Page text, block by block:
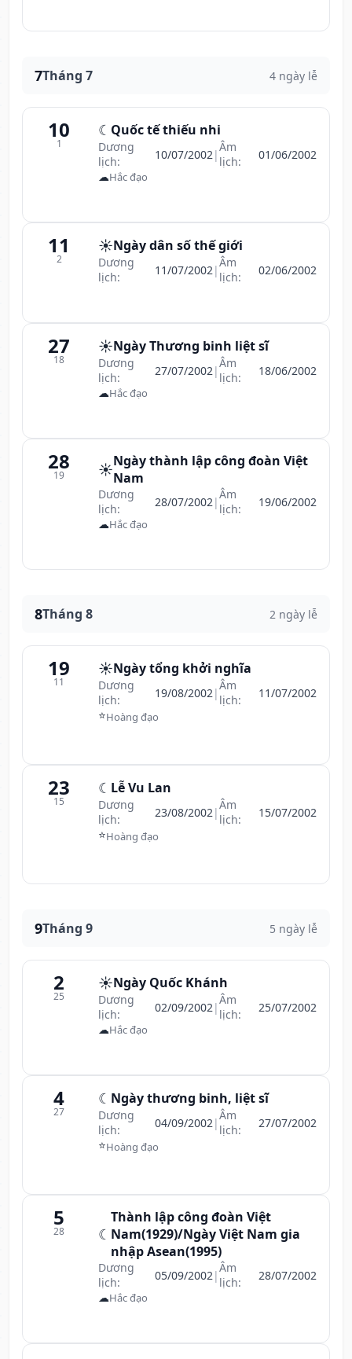
7Tháng 7 4 ngày lễ
10
1
☾ Quốc tế thiếu nhi
Dương
lịch:
10/07/2002 |Âm
lịch:
01/06/2002
☁Hắc đạo
11
2
☀️Ngày dân số thế giới
Dương
lịch:
11/07/2002 |Âm
lịch:
02/06/2002
27
18
☀️Ngày Thương binh liệt sĩ
Dương
lịch:
27/07/2002 |Âm
lịch:
18/06/2002
☁Hắc đạo
28
19 ☀️Ngày thành lập công đoàn Việt
Nam
Dương
lịch:
28/07/2002 |Âm
lịch:
19/06/2002
☁Hắc đạo
8Tháng 8 2 ngày lễ
19
11
☀️Ngày tổng khởi nghĩa
Dương
lịch:
19/08/2002 |Âm
lịch:
11/07/2002
⭐Hoàng đạo
23
15
☾ Lễ Vu Lan
Dương
lịch:
23/08/2002 |Âm
lịch:
15/07/2002
⭐Hoàng đạo
9Tháng 9 5 ngày lễ
2
25
☀️Ngày Quốc Khánh
Dương
lịch:
02/09/2002 |Âm
lịch:
25/07/2002
☁Hắc đạo
4
27
☾ Ngày thương binh, liệt sĩ
Dương
lịch:
04/09/2002 |Âm
lịch:
27/07/2002
⭐Hoàng đạo
5
28 ☾
Thành lập công đoàn Việt
Nam(1929)/Ngày Việt Nam gia
nhập Asean(1995)
Dương
lịch:
05/09/2002 |Âm
lịch:
28/07/2002
☁Hắc đạo